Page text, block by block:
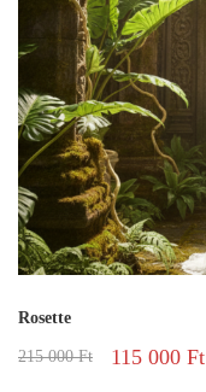
Rosette
215 000Ft 115 000 Ft